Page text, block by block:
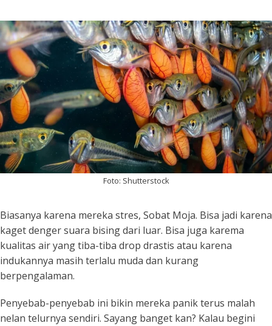
Foto: Shutterstock
Biasanya karena mereka stres, Sobat Moja. Bisa jadi karena
kaget denger suara bising dari luar. Bisa juga karema
kualitas air yang tiba-tiba drop drastis atau karena
indukannya masih terlalu muda dan kurang
berpengalaman.
Penyebab-penyebab ini bikin mereka panik terus malah
nelan telurnya sendiri. Sayang banget kan? Kalau begini